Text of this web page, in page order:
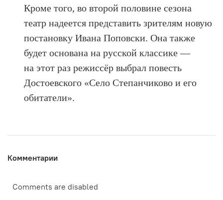
Кроме того, во второй половине сезона
театр надеется представить зрителям новую
постановку Ивана Поповски. Она также
будет основана на русской классике —
на этот раз режиссёр выбрал повесть
Достоевского «Село Степанчиково и его
обитатели».
Комментарии
Comments are disabled